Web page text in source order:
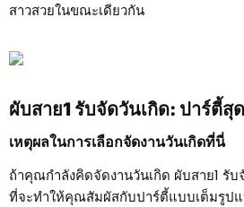
สาวสวยในขณะเดียวกัน
ผับสาย1 รับจัดวันเกิด: ปาร์ตี้สุ
เหตุผลในการเลือกจัดงานวันเกิดที่นี่
ถ้าคุณกำลังคิดจัดงานวันเกิด ผับสาย1 รับ
ที่จะทำให้คุณสัมผัสกับปาร์ตี้แบบเต็มรูปแ